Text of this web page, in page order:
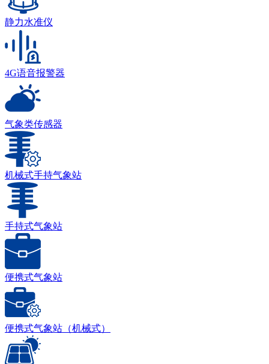
静力水准仪
4G语音报警器
气象类传感器
机械式手持气象站
手持式气象站
便携式气象站
便携式气象站（机械式）